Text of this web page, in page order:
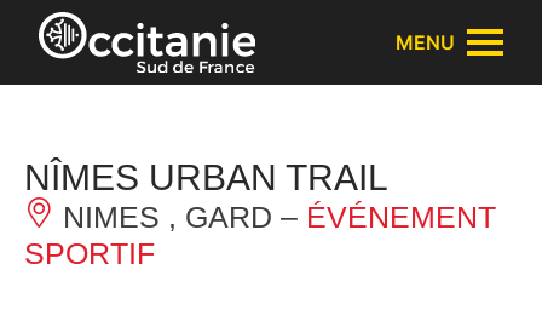
Panneau de gestion des cookies
MENU
NÎMES URBAN TRAIL
NIMES , GARD – ÉVÉNEMENT
SPORTIF